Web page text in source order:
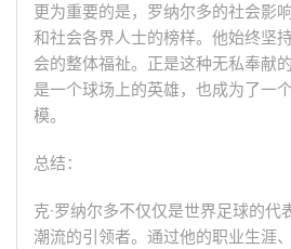
更为重要的是，罗纳尔多的社会影
和社会各界人士的榜样。他始终坚
会的整体福祉。正是这种无私奉献
是一个球场上的英雄，也成为了一
模。
总结：
克·罗纳尔多不仅仅是世界足球的代
潮流的引领者。通过他的职业生涯